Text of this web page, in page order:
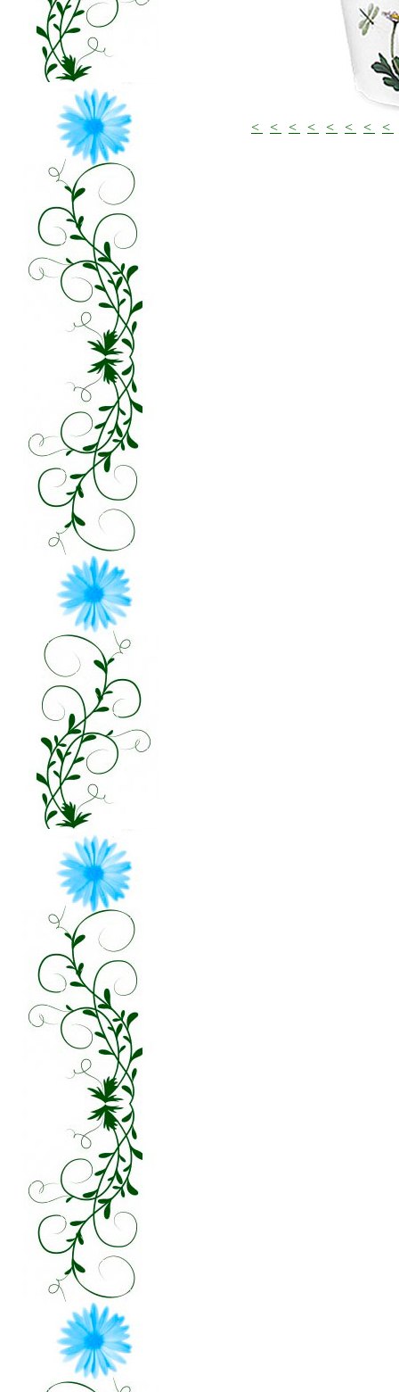
< < < < < < < <